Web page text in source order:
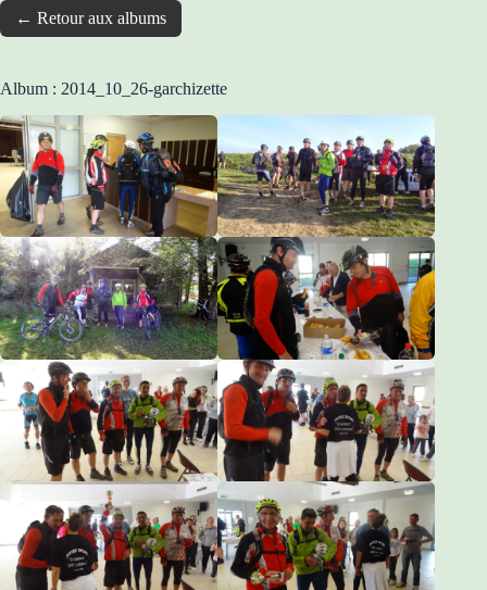
← Retour aux albums
Album : 2014_10_26-garchizette